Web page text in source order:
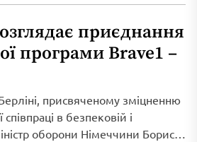
приєднання
програми Brave1 –
присвяченому зміцненню
в безпековій і
оборони Німеччини Борис